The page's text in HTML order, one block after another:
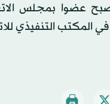
المكتب التنفيذي